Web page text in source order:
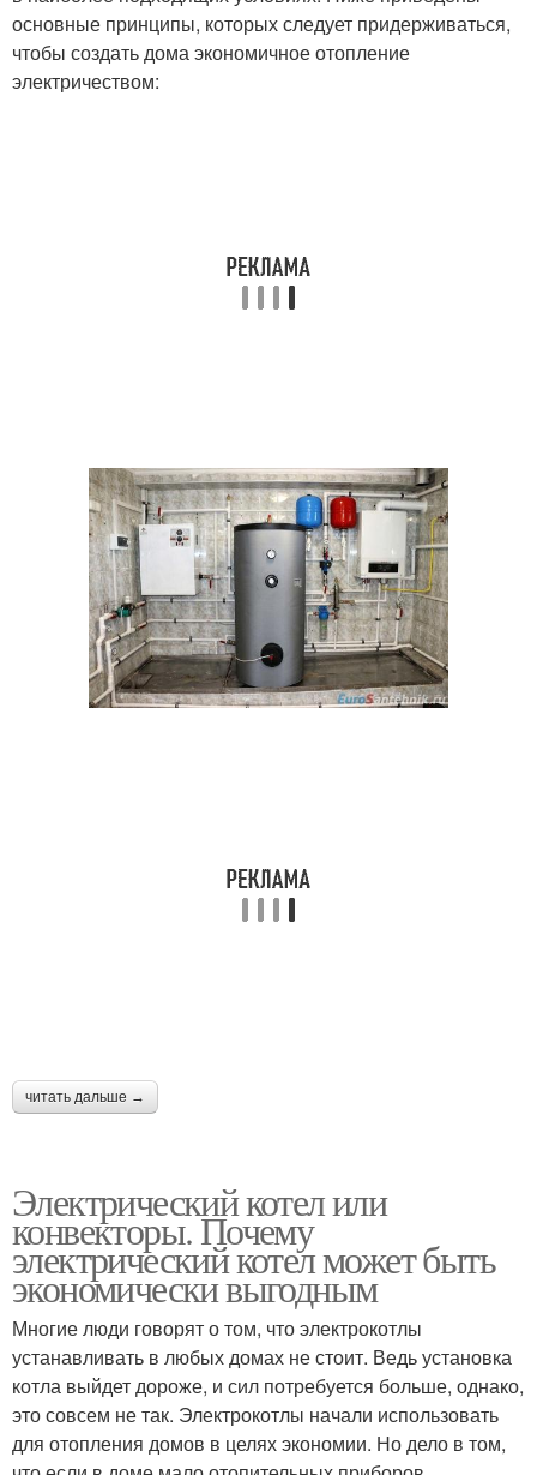
основные принципы, которых следует придерживаться,
чтобы создать дома экономичное отопление
электричеством:
читать дальше →
Электрический котел или
конвекторы. Почему
электрический котел может быть
экономически выгодным
Многие люди говорят о том, что электрокотлы
устанавливать в любых домах не стоит. Ведь установка
котла выйдет дороже, и сил потребуется больше, однако,
это совсем не так. Электрокотлы начали использовать
для отопления домов в целях экономии. Но дело в том,